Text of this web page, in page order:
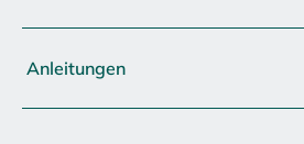
Anleitungen